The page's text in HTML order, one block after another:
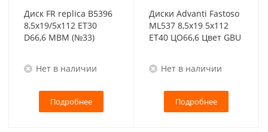
Диск FR replica B5396
8,5x19/5x112 ET30
D66,6 MBM (№33)
Нет в наличии
Подробнее
Диски Advanti Fastoso
ML537 8,5x19 5x112
ET40 ЦО66,6 Цвет GBU
Нет в наличии
Подробнее